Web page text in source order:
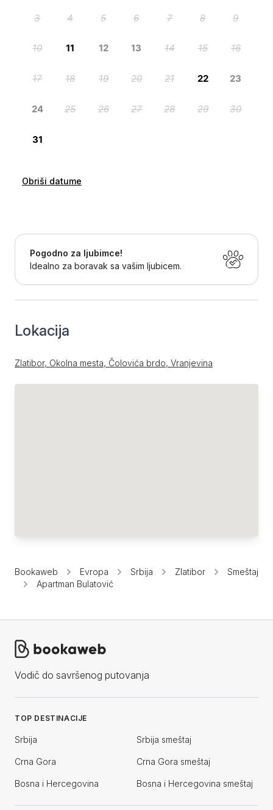
Obriši datume
Pogodno za ljubimce!
Idealno za boravak sa vašim ljubicem.
Lokacija
Zlatibor, Okolna mesta, Čolovića brdo, Vranjevina
Bookaweb Evropa Srbija Zlatibor
Smeštaj
Apartman Bulatović
Vodič do savršenog putovanja
TOP DESTINACIJE
Srbija Srbija smeštaj
Crna Gora Crna Gora smeštaj
Bosna i Hercegovina Bosna i Hercegovina smeštaj